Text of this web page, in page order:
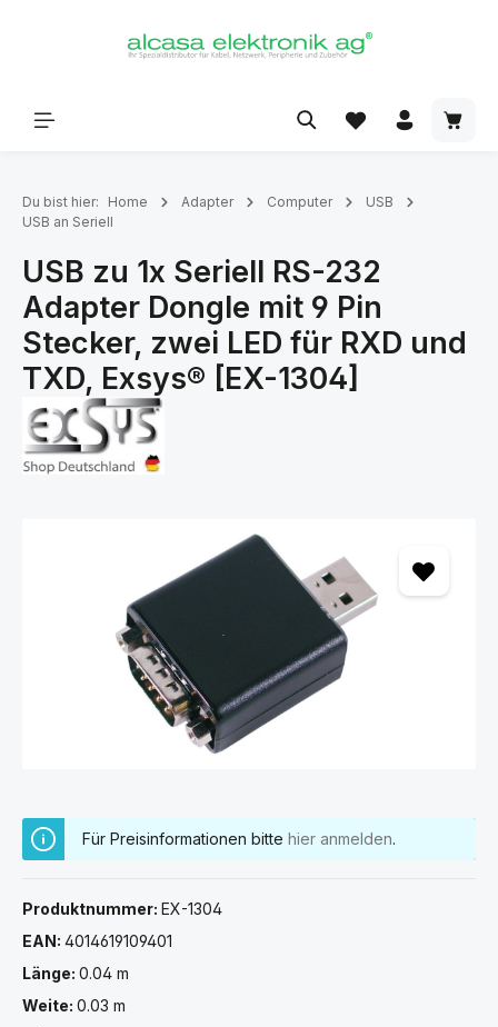
Du bist hier: Home Adapter Computer
USB
USB an Seriell
USB zu 1x Seriell RS-232
Adapter Dongle mit 9 Pin
Stecker, zwei LED für RXD und
TXD, Exsys® [EX-1304]
Für Preisinformationen bitte hier anmelden.
Produktnummer: EX-1304
EAN: 4014619109401
Länge: 0.04 m
Weite: 0.03 m